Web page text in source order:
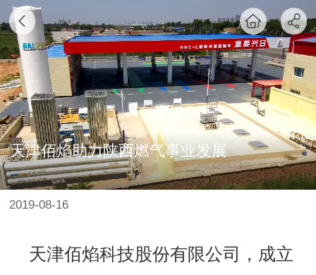
天津佰焰助力陕西燃气事业发展
2019-08-16
天津佰焰科技股份有限公司，成立